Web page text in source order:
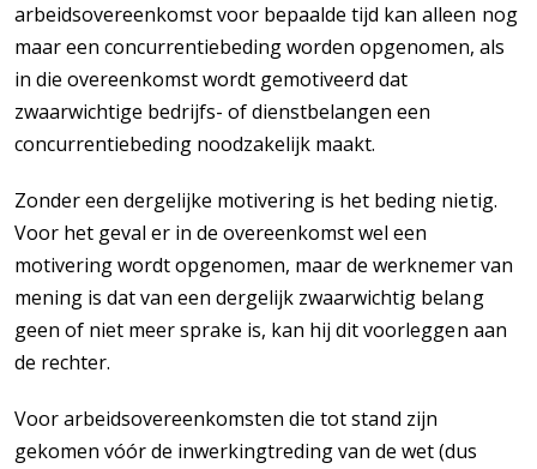
arbeidsovereenkomst voor bepaalde tijd kan alleen nog
maar een concurrentiebeding worden opgenomen, als
in die overeenkomst wordt gemotiveerd dat
zwaarwichtige bedrijfs- of dienstbelangen een
concurrentiebeding noodzakelijk maakt.
Zonder een dergelijke motivering is het beding nietig.
Voor het geval er in de overeenkomst wel een
motivering wordt opgenomen, maar de werknemer van
mening is dat van een dergelijk zwaarwichtig belang
geen of niet meer sprake is, kan hij dit voorleggen aan
de rechter.
Voor arbeidsovereenkomsten die tot stand zijn
gekomen vóór de inwerkingtreding van de wet (dus